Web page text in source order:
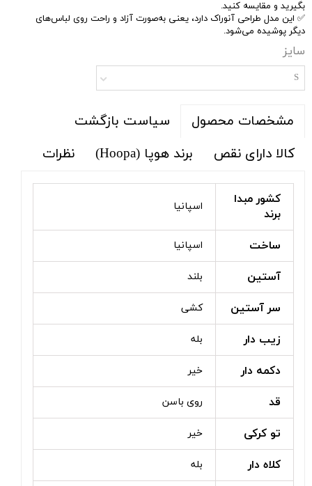
بگیرید و مقایسه کنید.
✅ این مدل طراحی آنوراک دارد، یعنی به‌صورت آزاد و راحت روی لباس‌های
دیگر پوشیده می‌شود.
سایز
S
مشخصات محصول
سیاست بازگشت
کالا دارای نقص
برند هوپا (Hoopa) نظرات
کشور مبدا
برند
اسپانیا
ساخت اسپانیا
آستین بلند
سر آستین کشی
زیب دار بله
دکمه دار خیر
قد روی باسن
تو کرکی خیر
کلاه دار بله